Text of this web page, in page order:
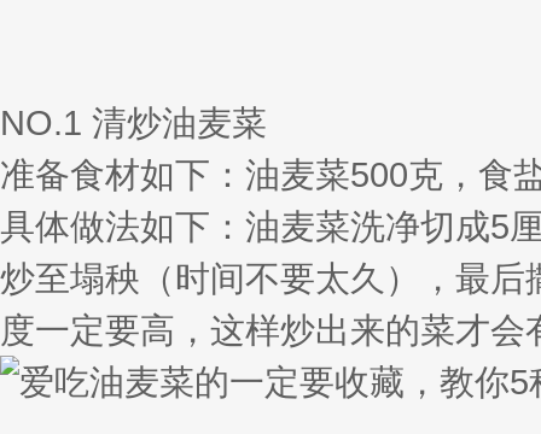
NO.1 清炒油麦菜
准备食材如下：油麦菜500克，食
具体做法如下：油麦菜洗净切成5
炒至塌秧（时间不要太久），最
度一定要高，这样炒出来的菜才